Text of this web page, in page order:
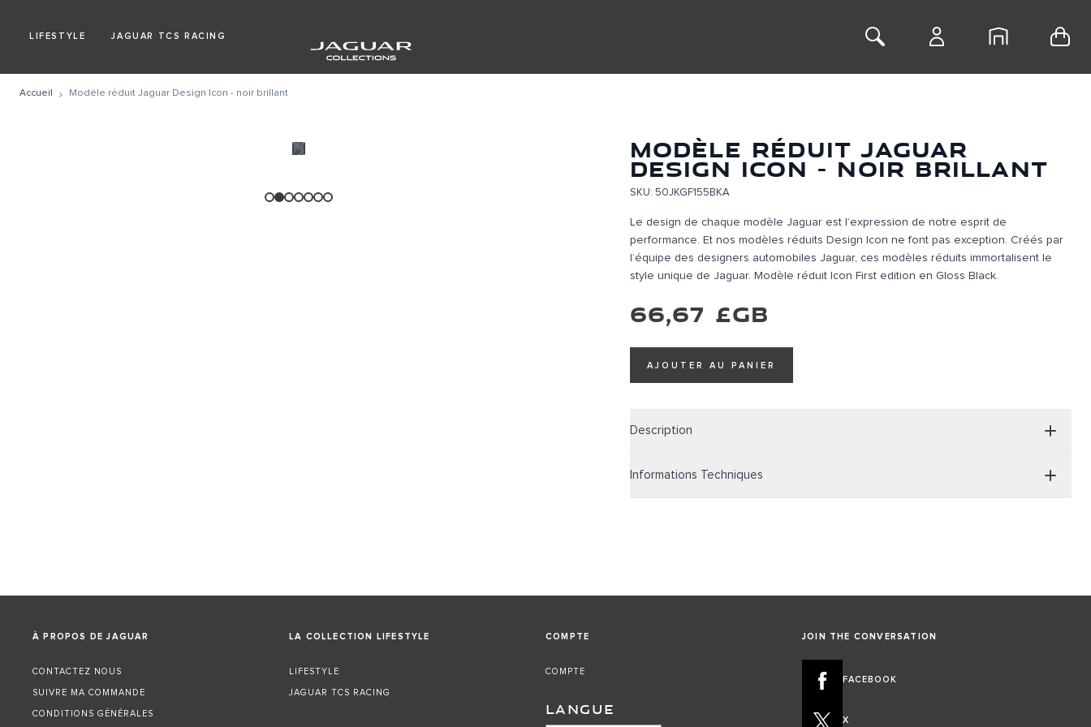
LIFESTYLE JAGUAR TCS RACING
Toggle Search
Accueil Modèle réduit Jaguar Design Icon - noir brillant
MODÈLE RÉDUIT JAGUAR
DESIGN ICON - NOIR BRILLANT
SKU: 50JKGF155BKA
Le design de chaque modèle Jaguar est l’expression de notre esprit de
performance. Et nos modèles réduits Design Icon ne font pas exception. Créés par
l’équipe des designers automobiles Jaguar, ces modèles réduits immortalisent le
style unique de Jaguar. Modèle réduit Icon First edition en Gloss Black.
66,67 £GB
AJOUTER AU PANIER
Description
Informations Techniques
À PROPOS DE JAGUAR
CONTACTEZ NOUS
SUIVRE MA COMMANDE
CONDITIONS GÉNÉRALES
LA COLLECTION LIFESTYLE
LIFESTYLE
JAGUAR TCS RACING
COMPTE
COMPTE
LANGUE
JOIN THE CONVERSATION
FACEBOOK
X